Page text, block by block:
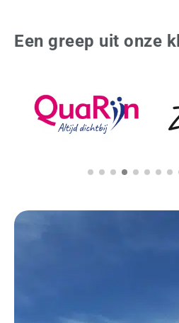
Een greep uit onze